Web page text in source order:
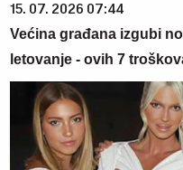
15. 07. 2026 07:44
Većina građana izgubi
letovanje - ovih 7